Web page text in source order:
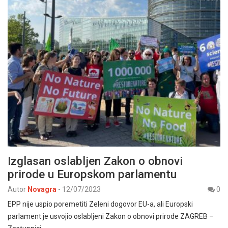
Izglasan oslabljen Zakon o obnovi
prirode u Europskom parlamentu
Autor Novagra - 12/07/2023
0
EPP nije uspio poremetiti Zeleni dogovor EU-a, ali Europski
parlament je usvojio oslabljeni Zakon o obnovi prirode ZAGREB –